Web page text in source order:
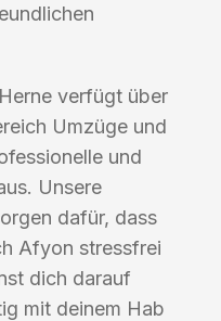
verfügt über
Umzüge und
und
Unsere
dafür, dass
Afyon stressfrei
dich darauf
mit deinem Hab